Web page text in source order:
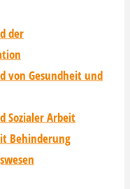
der
von Gesundheit und
Sozialer Arbeit
Behinderung